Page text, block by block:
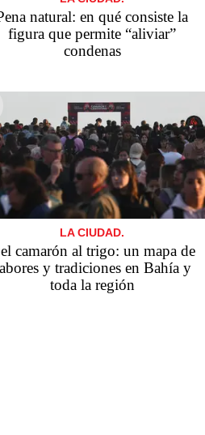
natural: en qué consiste la
figura que permite “aliviar”
condenas
LA CIUDAD.
camarón al trigo: un mapa de
y tradiciones en Bahía y
toda la región